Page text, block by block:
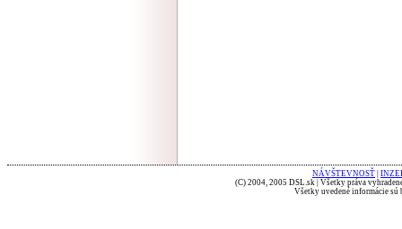
NÁVŠTEVNOSŤ
(C) 2004, 2005 DSL.sk | Všetky práva
Všetky uvedené informácie sú